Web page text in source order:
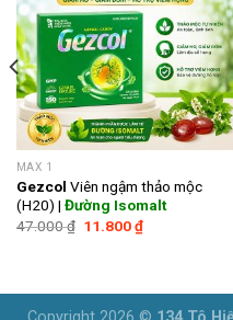
MAX 1
Gezcol Viên ngậm thảo mộc
(H20) | Đường Isomalt
47.000₫ Giá
11.800₫Giá
hiện